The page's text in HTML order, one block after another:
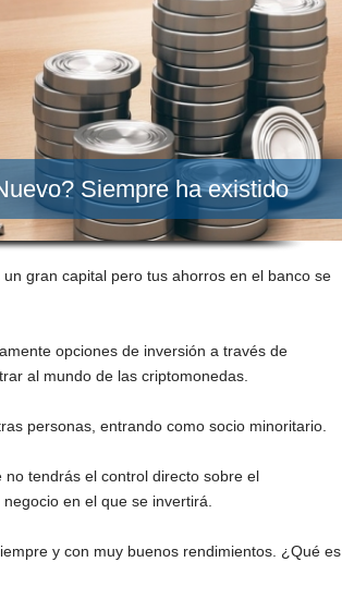
Siempre ha existido
gran capital pero tus ahorros en el banco se
opciones de inversión a través de
al mundo de las criptomonedas.
personas, entrando como socio minoritario.
tendrás el control directo sobre el
en el que se invertirá.
y con muy buenos rendimientos. ¿Qué es